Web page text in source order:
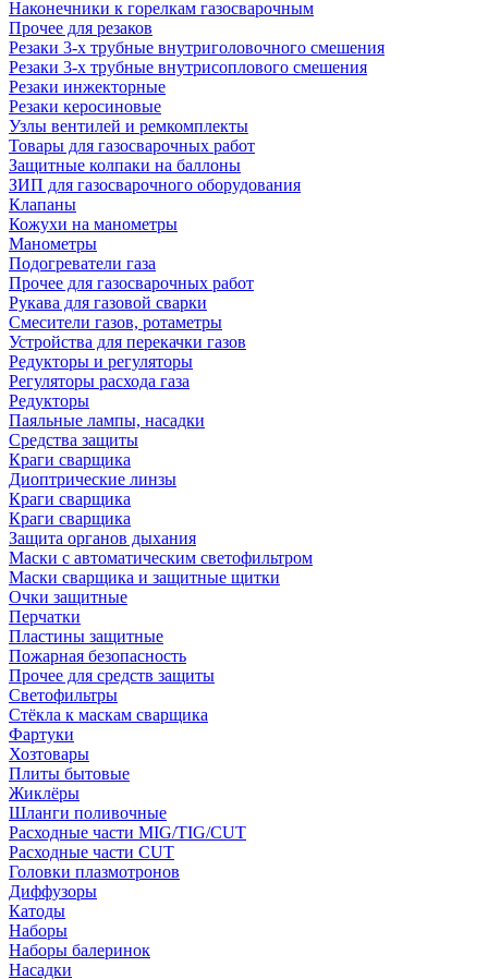
Наконечники к горелкам газосварочным
Прочее для резаков
Резаки 3-х трубные внутриголовочного смешения
Резаки 3-х трубные внутрисоплового смешения
Резаки инжекторные
Резаки керосиновые
Узлы вентилей и ремкомплекты
Товары для газосварочных работ
Защитные колпаки на баллоны
ЗИП для газосварочного оборудования
Клапаны
Кожухи на манометры
Манометры
Подогреватели газа
Прочее для газосварочных работ
Рукава для газовой сварки
Смесители газов, ротаметры
Устройства для перекачки газов
Редукторы и регуляторы
Регуляторы расхода газа
Редукторы
Паяльные лампы, насадки
Средства защиты
Краги сварщика
Диоптрические линзы
Краги сварщика
Краги сварщика
Защита органов дыхания
Маски с автоматическим светофильтром
Маски сварщика и защитные щитки
Очки защитные
Перчатки
Пластины защитные
Пожарная безопасность
Прочее для средств защиты
Светофильтры
Стёкла к маскам сварщика
Фартуки
Хозтовары
Плиты бытовые
Жиклёры
Шланги поливочные
Расходные части MIG/TIG/CUT
Расходные части CUT
Головки плазмотронов
Диффузоры
Катоды
Наборы
Наборы балеринок
Насадки